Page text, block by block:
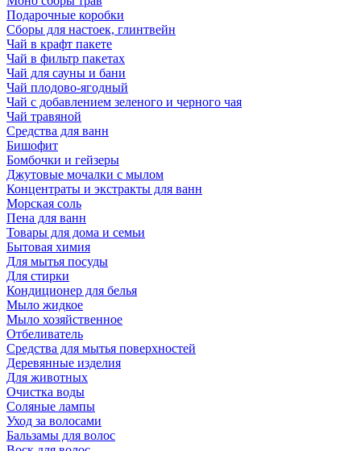
Подарочные коробки
Сборы для настоек, глинтвейн
Чай в крафт пакете
Чай в фильтр пакетах
Чай для сауны и бани
Чай плодово-ягодный
Чай с добавлением зеленого и черного чая
Чай травяной
Средства для ванн
Бишофит
Бомбочки и гейзеры
Джутовые мочалки с мылом
Концентраты и экстракты для ванн
Морская соль
Пена для ванн
Товары для дома и семьи
Бытовая химия
Для мытья посуды
Для стирки
Кондиционер для белья
Мыло жидкое
Мыло хозяйственное
Отбеливатель
Средства для мытья поверхностей
Деревянные изделия
Для животных
Очистка воды
Соляные лампы
Уход за волосами
Бальзамы для волос